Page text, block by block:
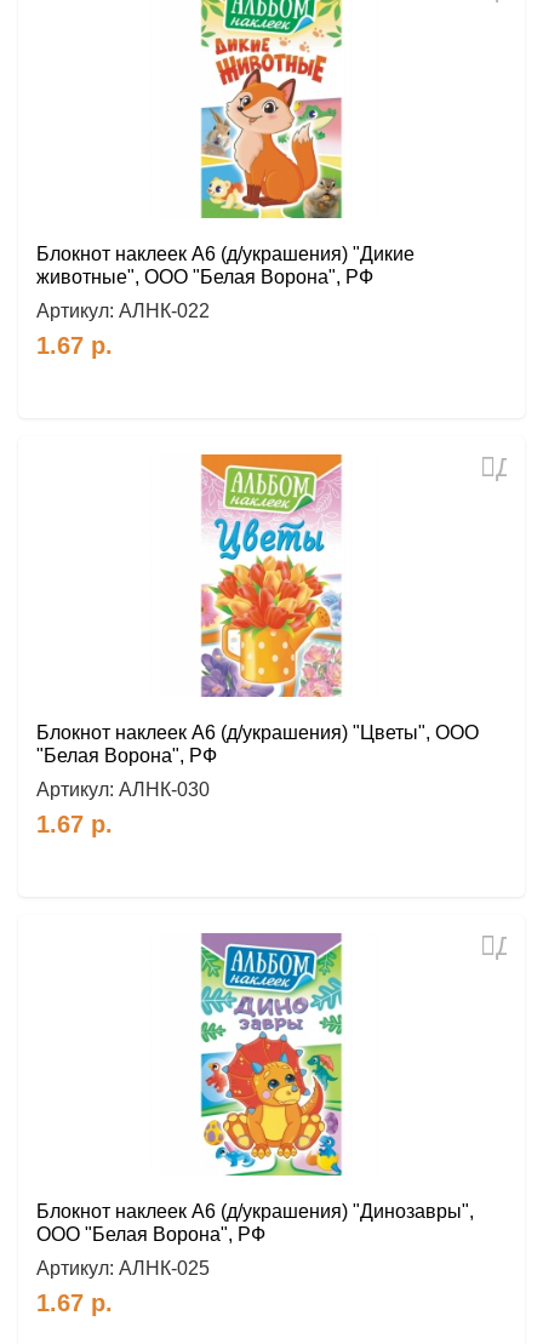
Блокнот наклеек А6 (д/украшения) "Дикие
животные", ООО "Белая Ворона", РФ
Артикул: АЛНК-022
1.67 р.
Блокнот наклеек А6 (д/украшения) "Цветы", ООО
"Белая Ворона", РФ
Артикул: АЛНК-030
1.67 р.
Блокнот наклеек А6 (д/украшения) "Динозавры",
ООО "Белая Ворона", РФ
Артикул: АЛНК-025
1.67 р.